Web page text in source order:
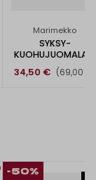
Marimekko
SYKSY-
KUOHUJUOMALASI
2KPL
34,50 € (69,00 €)
-50%